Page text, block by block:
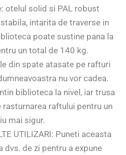
otelul solid si PAL robust
intarita de traverse in
poate sustine pana la
un total de 140 kg.
din spate atasate pe rafturi
nu vor cadea.
biblioteca la nivel, iar trusa
raftului pentru un
mai sigur.
UTILIZARI: Puneti aceasta
dvs. de zi pentru a expune